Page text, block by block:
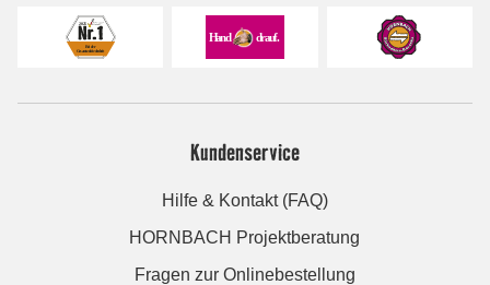
Kundenservice
Hilfe & Kontakt (FAQ)
HORNBACH Projektberatung
Fragen zur Onlinebestellung